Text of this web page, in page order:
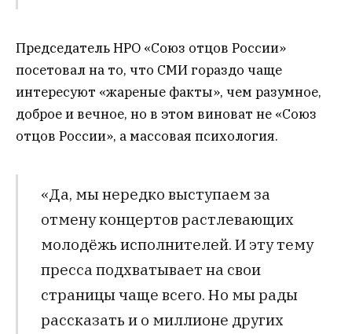
Председатель НРО «Союз отцов России»
посетовал на то, что СМИ гораздо чаще
интересуют «жареные факты», чем разумное,
доброе и вечное, но в этом виноват не «Союз
отцов России», а массовая психология.
«Да, мы нередко выступаем за
отмену концертов растлевающих
молодёжь исполнителей. И эту тему
пресса подхватывает на свои
страницы чаще всего. Но мы рады
рассказать и о миллионе других